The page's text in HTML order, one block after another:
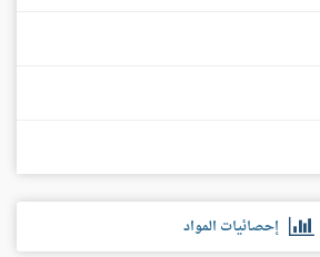
إحصائيات المواد